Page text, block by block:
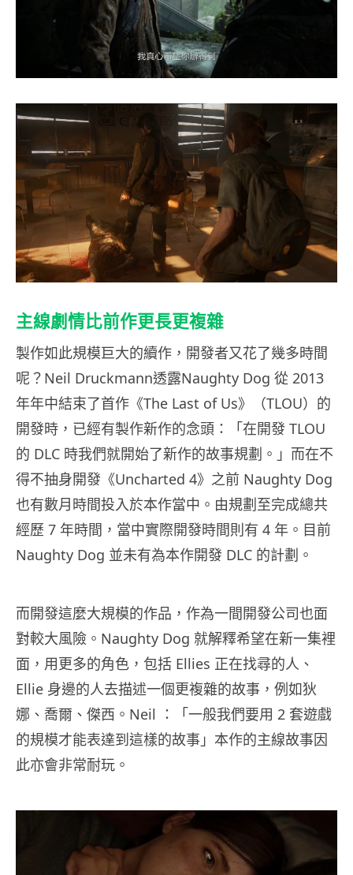
主線劇情比前作更長更複雜
製作如此規模巨大的續作，開發者又花了幾多時間
呢？Neil Druckmann透露Naughty Dog 從 2013
年年中結束了首作《The Last of Us》（TLOU）的
開發時，已經有製作新作的念頭：「在開發 TLOU
的 DLC 時我們就開始了新作的故事規劃。」而在不
得不抽身開發《Uncharted 4》之前 Naughty Dog
也有數月時間投入於本作當中。由規劃至完成總共
經歷 7 年時間，當中實際開發時間則有 4 年。目前
Naughty Dog 並未有為本作開發 DLC 的計劃。
而開發這麼大規模的作品，作為一間開發公司也面
對較大風險。Naughty Dog 就解釋希望在新一集裡
面，用更多的角色，包括 Ellies 正在找尋的人、
Ellie 身邊的人去描述一個更複雜的故事，例如狄
娜、喬爾、傑西。Neil ：「一般我們要用 2 套遊戲
的規模才能表達到這樣的故事」本作的主線故事因
此亦會非常耐玩。